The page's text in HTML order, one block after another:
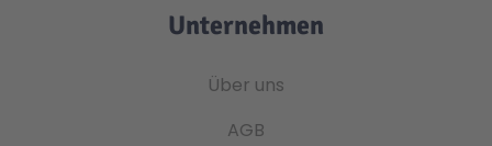
Unternehmen
Über uns
AGB